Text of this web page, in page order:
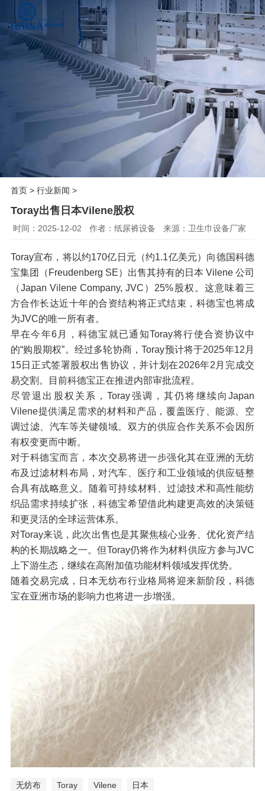
首页> 行业新闻 >
Toray出售日本Vilene股权
时间：2025-12-02 作者：纸尿裤设备 来源：卫生巾设备厂家
Toray宣布，将以约170亿日元（约1.1亿美元）向德国科德
宝集团（ Freudenberg SE）出售其持有的日本Vilene公司
（Japan Vilene Company, JVC ）25%股权。这意味着三
方合作长达近十年的合资结构将正式结束，科德宝也将成
为JVC的唯一所有者。
早在今年6月，科德宝就已通知Toray将行使合资协议中
的“购股期权”。经过多轮协商，Toray预计将于2025年12月
15日正式签署股权出售协议，并计划在2026年2月完成交
易交割。目前科德宝正在推进内部审批流程。
尽管退出股权关系，Toray强调，其仍将继续向Japan
Vilene提供满足需求的材料和产品，覆盖医疗、能源、空
调过滤、汽车等关键领域。双方的供应合作关系不会因所
有权变更而中断。
对于科德宝而言，本次交易将进一步强化其在亚洲的无纺
布及过滤材料布局，对汽车、医疗和工业领域的供应链整
合具有战略意义。随着可持续材料、过滤技术和高性能纺
织品需求持续扩张，科德宝希望借此构建更高效的决策链
和更灵活的全球运营体系。
对Toray来说，此次出售也是其聚焦核心业务、优化资产结
构的长期战略之一。但Toray仍将作为材料供应方参与JVC
上下游生态，继续在高附加值功能材料领域发挥优势。
随着交易完成，日本无纺布行业格局将迎来新阶段，科德
宝在亚洲市场的影响力也将进一步增强。
无纺布 Toray Vilene 日本